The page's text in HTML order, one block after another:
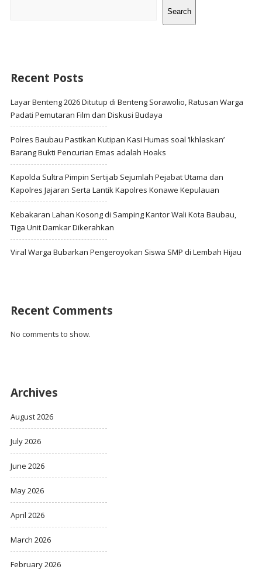
Search
Recent Posts
Layar Benteng 2026 Ditutup di Benteng Sorawolio, Ratusan Warga
Padati Pemutaran Film dan Diskusi Budaya
Polres Baubau Pastikan Kutipan Kasi Humas soal ‘Ikhlaskan’
Barang Bukti Pencurian Emas adalah Hoaks
Kapolda Sultra Pimpin Sertijab Sejumlah Pejabat Utama dan
Kapolres Jajaran Serta Lantik Kapolres Konawe Kepulauan
Kebakaran Lahan Kosong di Samping Kantor Wali Kota Baubau,
Tiga Unit Damkar Dikerahkan
Viral Warga Bubarkan Pengeroyokan Siswa SMP di Lembah Hijau
Recent Comments
No comments to show.
Archives
August 2026
July 2026
June 2026
May 2026
April 2026
March 2026
February 2026